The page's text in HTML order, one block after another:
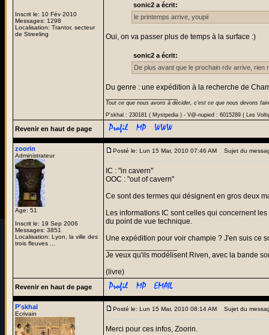
Inscrit le: 10 Fév 2010
Messages: 1298
Localisation: Trantor, secteur
de Streeling
sonic2 a écrit:
le printemps arrive, youpii
Oui, on va passer plus de temps à la surface :)
sonic2 a écrit:
De plus avant que le prochain rdv arrive,
Du genre : une expédition à la recherche de
Tout ce que nous avons à décider, c'est ce que nous devons
P'skhal : 230181 ( Mystpedia ) - V@-nupied : 6015289 ( Les
Revenir en haut de page
zoorin
Administrateur
Age: 51
Inscrit le: 19 Sep 2006
Messages: 3851
Localisation: Lyon, la ville des
trois fleuves ...
Posté le: Lun 15 Mar, 2010 07:46 AM Sujet du
IC : "in cavern"
OOC : "out of cavern"
Ce sont des termes qui désignent en gros deux
Les informations IC sont celles qui concernent
du point de vue technique.
Une expédition pour voir champie ? J'en suis ce
Je veux qu'ils modélisent Riven, avec la bande
(livre)
Revenir en haut de page
P'skhal
Ecrivain
Posté le: Lun 15 Mar, 2010 08:14 AM Sujet du
Merci pour ces infos, Zoorin.